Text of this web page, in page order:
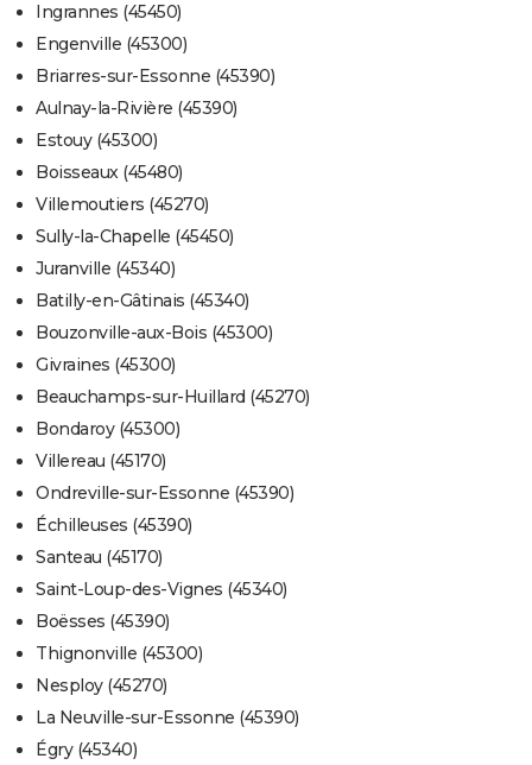
Ingrannes (45450)
Engenville (45300)
Briarres-sur-Essonne (45390)
Aulnay-la-Rivière (45390)
Estouy (45300)
Boisseaux (45480)
Villemoutiers (45270)
Sully-la-Chapelle (45450)
Juranville (45340)
Batilly-en-Gâtinais (45340)
Bouzonville-aux-Bois (45300)
Givraines (45300)
Beauchamps-sur-Huillard (45270)
Bondaroy (45300)
Villereau (45170)
Ondreville-sur-Essonne (45390)
Échilleuses (45390)
Santeau (45170)
Saint-Loup-des-Vignes (45340)
Boësses (45390)
Thignonville (45300)
Nesploy (45270)
La Neuville-sur-Essonne (45390)
Égry (45340)